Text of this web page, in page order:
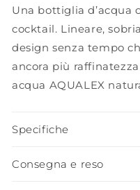
Una bottiglia d’acqua
cocktail. Lineare,
design senza tempo
ancora più
acqua AQUALEX
Specifiche
Consegna e reso